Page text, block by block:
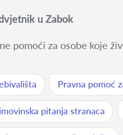
u Zabok
pomoći za osobe koje
Pravna pomoć
pitanja stranaca